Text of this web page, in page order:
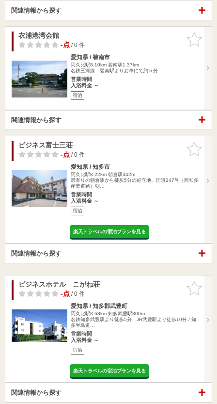
関連情報から探す
お気に入
りに追加
衣浦港湾会館
-点/ 0 件
愛知県 / 碧南市
阿久比駅8.10km 碧南駅1.37km
名鉄三河線 碧南駅よりお車にて約５分
営業時間
入浴料金 ～
宿泊
関連情報から探す
お気に入
りに追加
ビジネス富士三荘
-点/ 0 件
愛知県 / 知多市
阿久比駅8.22km 朝倉駅342m
最寄りの朝倉駅から徒歩5分の好立地。国道247号（西知多
産業道路）朝…
営業時間
入浴料金 ～
宿泊
楽天トラベルの宿泊プランを見る
関連情報から探す
お気に入
りに追加
ビジネスホテル こがね荘
-点/ 0 件
愛知県 / 知多郡武豊町
阿久比駅8.68km 知多武豊駅300m
名鉄知多武豊駅より徒歩5分 JR武豊駅より徒歩10分 / 知
多半島道…
営業時間
入浴料金 ～
宿泊
楽天トラベルの宿泊プランを見る
関連情報から探す